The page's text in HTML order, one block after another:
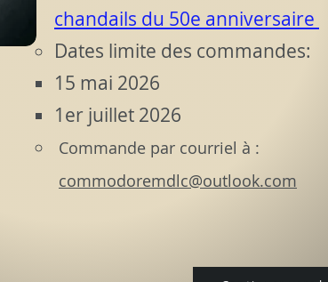
chandails du 50e anniversaire
Dates limite des commandes: ​
15 mai 2026​
1er juillet 2026
Commande par courriel à :
commodoremdlc@outlook.com